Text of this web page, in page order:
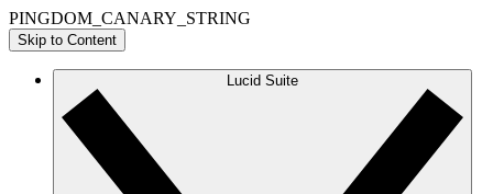
PINGDOM_CANARY_STRING
Skip to Content
Lucid Suite